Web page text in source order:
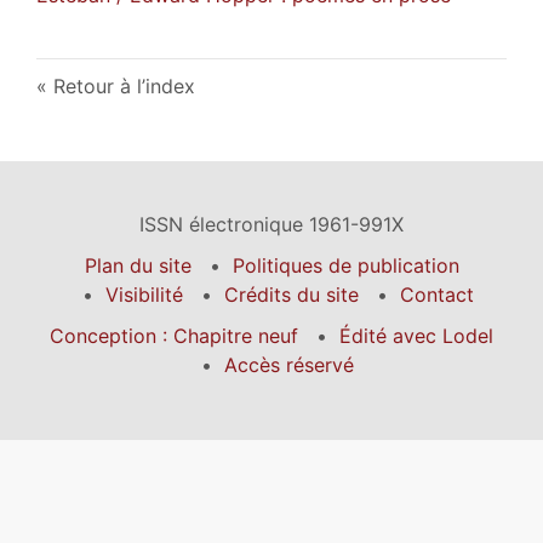
Retour à l’index
ISSN électronique 1961-991X
Plan du site
Politiques de publication
Visibilité
Crédits du site
Contact
Conception : Chapitre neuf
Édité avec Lodel
Accès réservé